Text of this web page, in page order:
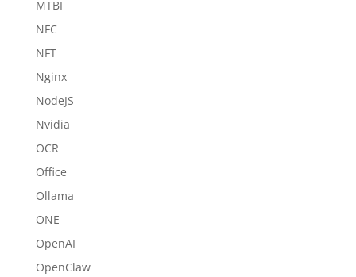
MTBI
NFC
NFT
Nginx
NodeJS
Nvidia
OCR
Office
Ollama
ONE
OpenAI
OpenClaw